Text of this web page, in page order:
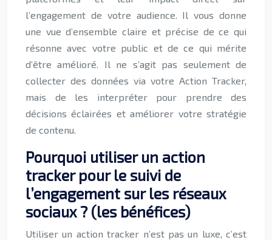
l’engagement de votre audience. Il vous donne
une vue d’ensemble claire et précise de ce qui
résonne avec votre public et de ce qui mérite
d’être amélioré. Il ne s’agit pas seulement de
collecter des données via votre Action Tracker,
mais de les interpréter pour prendre des
décisions éclairées et améliorer votre stratégie
de contenu.
Pourquoi utiliser un action
tracker pour le suivi de
l’engagement sur les réseaux
sociaux ? (les bénéfices)
Utiliser un action tracker n’est pas un luxe, c’est